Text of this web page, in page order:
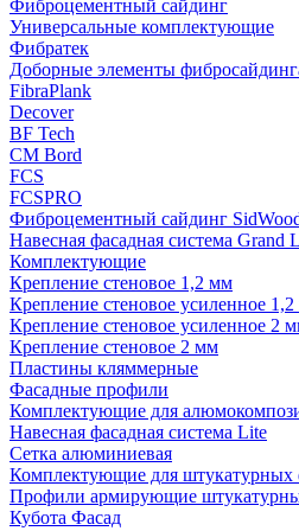
Фиброцементный сайдинг
Универсальные комплектующие
Фибратек
Доборные элементы
FibraPlank
Decover
BF Tech
CM Bord
FCS
FCSPRO
Фиброцементный сайдинг
Навесная фасадная система Grand
Комплектующие
Крепление стеновое 1,2 мм
Крепление стеновое усиленное
Крепление стеновое усиленное 2
Крепление стеновое 2 мм
Пластины кляммерные
Фасадные профили
Комплектующие для
Навесная фасадная система Lite
Сетка алюминиевая
Комплектующие для штукатурных
Профили армирующие
Кубота Фасад